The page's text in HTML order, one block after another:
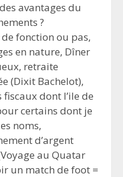
avantages du
?
fonction ou pas,
en nature, Dîner
retraite
(Dixit Bachelot),
dont l’ile de
certains dont je
noms,
d’argent
au Quatar
un match de foot =